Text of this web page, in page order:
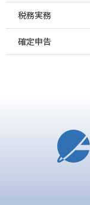
税務実務
確定申告